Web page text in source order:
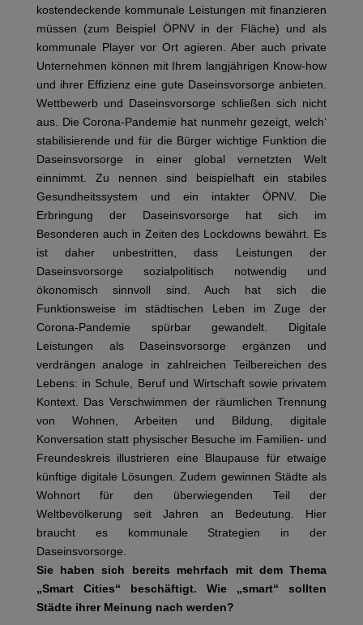
kostendeckende kommunale Leistungen mit finanzieren
müssen (zum Beispiel ÖPNV in der Fläche) und als
kommunale Player vor Ort agieren. Aber auch private
Unternehmen können mit Ihrem langjährigen Know-how
und ihrer Effizienz eine gute Daseinsvorsorge anbieten.
Wettbewerb und Daseinsvorsorge schließen sich nicht
aus. Die Corona-Pandemie hat nunmehr gezeigt, welch‘
stabilisierende und für die Bürger wichtige Funktion die
Daseinsvorsorge in einer global vernetzten Welt
einnimmt. Zu nennen sind beispielhaft ein stabiles
Gesundheitssystem und ein intakter ÖPNV. Die
Erbringung der Daseinsvorsorge hat sich im
Besonderen auch in Zeiten des Lockdowns bewährt. Es
ist daher unbestritten, dass Leistungen der
Daseinsvorsorge sozialpolitisch notwendig und
ökonomisch sinnvoll sind. Auch hat sich die
Funktionsweise im städtischen Leben im Zuge der
Corona-Pandemie spürbar gewandelt. Digitale
Leistungen als Daseinsvorsorge ergänzen und
verdrängen analoge in zahlreichen Teilbereichen des
Lebens: in Schule, Beruf und Wirtschaft sowie privatem
Kontext. Das Verschwimmen der räumlichen Trennung
von Wohnen, Arbeiten und Bildung, digitale
Konversation statt physischer Besuche im Familien- und
Freundeskreis illustrieren eine Blaupause für etwaige
künftige digitale Lösungen. Zudem gewinnen Städte als
Wohnort für den überwiegenden Teil der
Weltbevölkerung seit Jahren an Bedeutung. Hier
braucht es kommunale Strategien in der
Daseinsvorsorge.
Sie haben sich bereits mehrfach mit dem Thema
„Smart Cities“ beschäftigt. Wie „smart“ sollten
Städte ihrer Meinung nach werden?